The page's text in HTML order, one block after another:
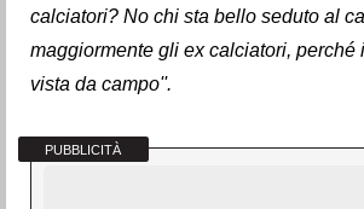
calciatori? No chi sta bello seduto al
maggiormente gli ex calciatori,
vista da campo''.
PUBBLICITÀ